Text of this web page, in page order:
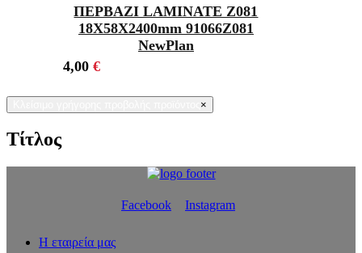
ΠΕΡΒΑΖΙ LAMINATE Z081
18Χ58X2400mm 91066Z081
NewPlan
4,00 €
×
Τίτλος
Facebook Instagram
Η εταιρεία μας